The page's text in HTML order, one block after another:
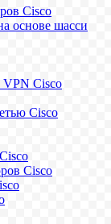
Cisco
основе шасси
VPN Cisco
Cisco
Cisco